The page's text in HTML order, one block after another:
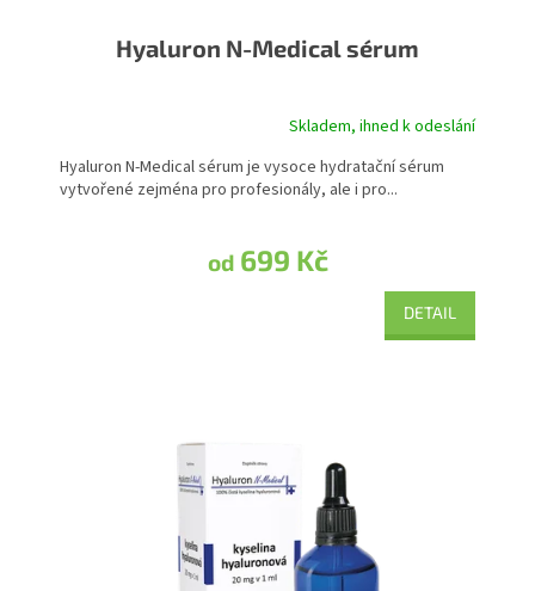
Hyaluron N-Medical sérum
Průměrné hodnocení produktu je 5,0 z 5 hvězdiček.
Skladem, ihned k odeslání
od699 Kč
DETAIL
Hyaluron N-Medical sérum je vysoce hydratační sérum
vytvořené zejména pro profesionály, ale i pro...